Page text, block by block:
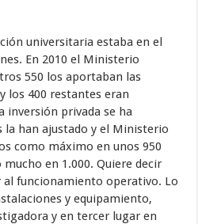
universitaria estaba en el
En 2010 el Ministerio
550 los aportaban las
los 400 restantes eran
inversión privada se ha
la han ajustado y el Ministerio
como máximo en unos 950
en 1.000. Quiere decir
al funcionamiento operativo. Lo
y equipamiento,
y en tercer lugar en